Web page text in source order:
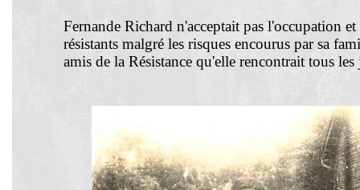
Fernande Richard n'acceptait pas l'occupation
résistants malgré les risques encourus par sa
amis de la Résistance qu'elle rencontrait tous